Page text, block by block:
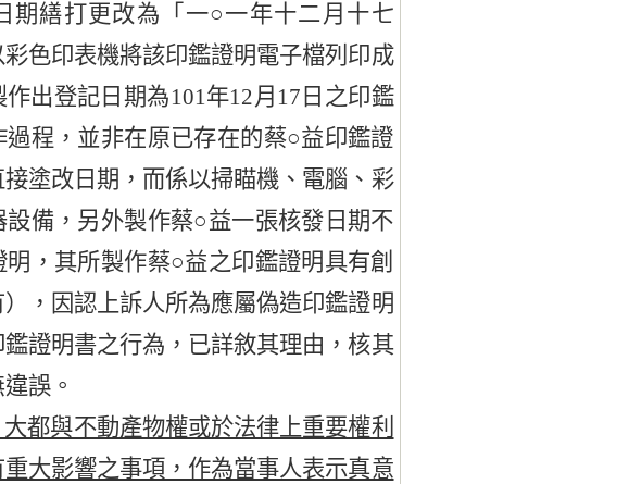
期繕打更改為「一○一年十二月十七
彩色印表機將該印鑑證明電子檔列印成
出登記日期為101年12月17日之印鑑
過程，並非在原已存在的蔡○益印鑑證
塗改日期，而係以掃瞄機、電腦、彩
設備，另外製作蔡○益一張核發日期不
明，其所製作蔡○益之印鑑證明具有創
，因認上訴人所為應屬偽造印鑑證明
鑑證明書之行為，已詳敘其理由，核其
誤。
都與不動產物權或於法律上重要權利
大影響之事項，作為當事人表示真意